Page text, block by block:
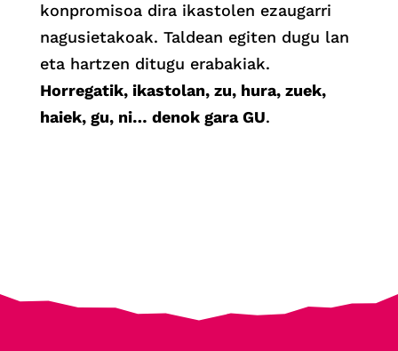
konpromisoa dira ikastolen ezaugarri
nagusietakoak. Taldean egiten dugu lan
eta hartzen ditugu erabakiak.
Horregatik, ikastolan, zu, hura, zuek,
haiek, gu, ni… denok gara GU.